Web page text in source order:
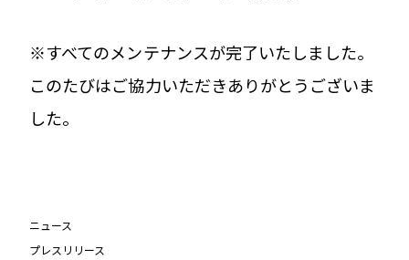
※すべてのメンテナンスが完了いたしました。
このたびはご協力いただきありがとうございま
した。
ニュース
プレスリリース